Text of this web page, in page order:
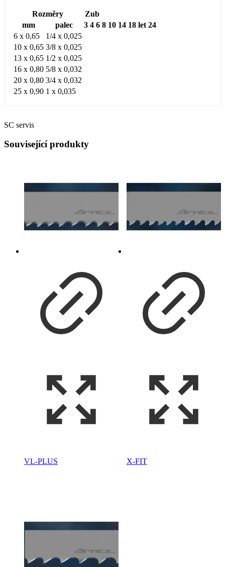
Rozměry
Zub
mm
palec 3 4 6 8 10 14 18 let 24
6 x 0,65
1/4 x 0,025
10 x 0,65 3/8 x 0,025
13 x 0,65 1/2 x 0,025
16 x 0,80 5/8 x 0,032
20 x 0,80 3/4 x 0,032
25 x 0,90 1 x 0,035
SC servis
Související produkty
VL-PLUS X-FIT